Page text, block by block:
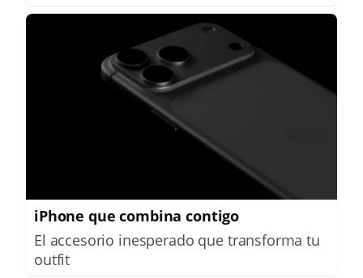
iPhone que combina contigo
El accesorio inesperado que transforma tu
outfit